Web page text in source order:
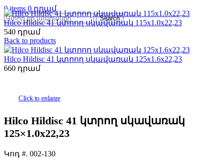
0items 0
Search
Hilco Hildisc 41 կտրող սկավառակ 115x1.0x22,23
540
Back to products
Hilco Hildisc 41 կտրող սկավառակ 125x1.6x22,23
660
Click to enlarge
Hilco Hildisc 41 կտրող սկավառակ
125×1.0x22,23
Կոդ #. 002-130